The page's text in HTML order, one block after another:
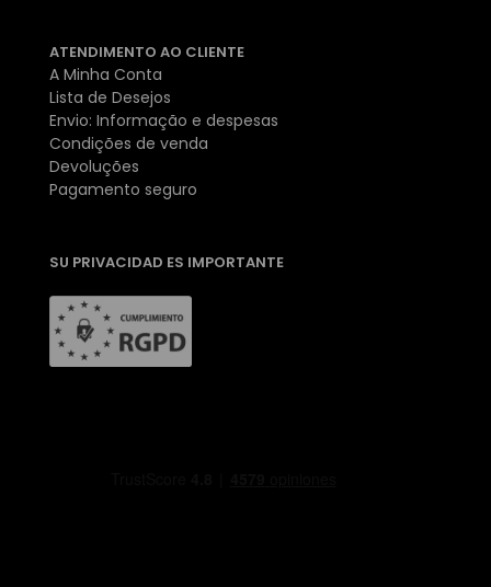
ATENDIMENTO AO CLIENTE
A Minha Conta
Lista de Desejos
Envio: Informação e despesas
Condições de venda
Devoluções
Pagamento seguro
SU PRIVACIDAD ES IMPORTANTE